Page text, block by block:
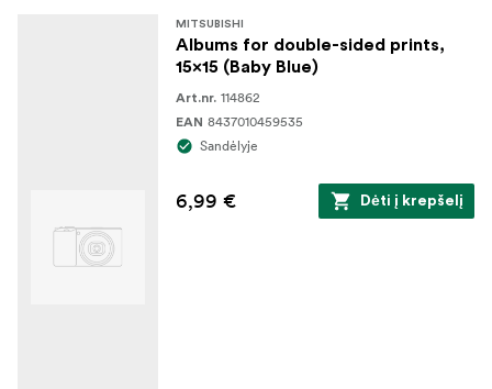
MITSUBISHI
Albums for double-sided prints,
15x15 (Baby Blue)
Art.nr. 114862
EAN 8437010459535
Sandėlyje
6,99 € Dėti į krepšelį